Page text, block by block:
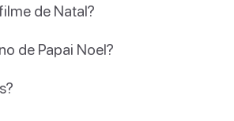
de Natal?
de Papai Noel?